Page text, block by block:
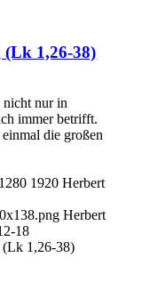
(Lk 1,26-38)
nicht nur in
immer betrifft.
die großen
1280 1920 Herbert
Herbert
18
(Lk 1,26-38)